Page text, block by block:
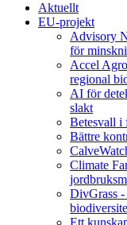
Aktuellt
EU-projekt
Advisory
för
Accel
regional
AI för
slakt
Betesvall i
Bättre
Climate
DivGrass -
Ett